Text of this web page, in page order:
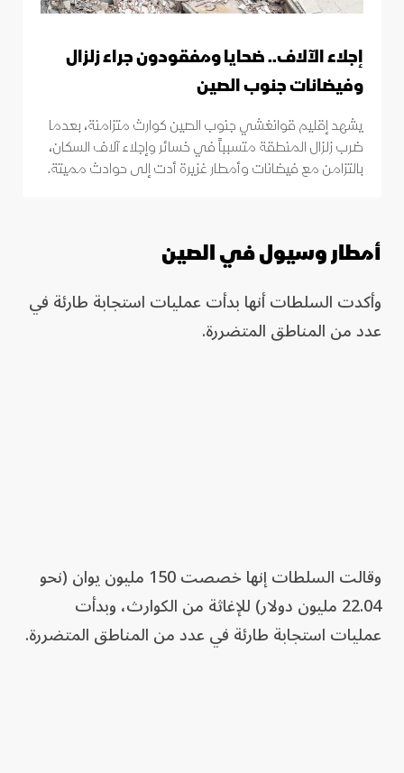
إجلاء الآلاف.. ضحايا ومفقودون جراء زلزال
وفيضانات جنوب الصين
يشهد إقليم قوانغشي جنوب الصين كوارث متزامنة، بعدما
ضرب زلزال المنطقة متسبباً في خسائر وإجلاء آلاف السكان،
بالتزامن مع فيضانات وأمطار غزيرة أدت إلى حوادث مميتة.
أمطار وسيول في الصين
وأكدت السلطات أنها بدأت عمليات استجابة طارئة في
عدد من المناطق المتضررة.
وقالت السلطات إنها خصصت 150 مليون يوان (نحو
22.04 مليون دولار) للإغاثة من الكوارث، وبدأت
عمليات استجابة طارئة في عدد من المناطق المتضررة.